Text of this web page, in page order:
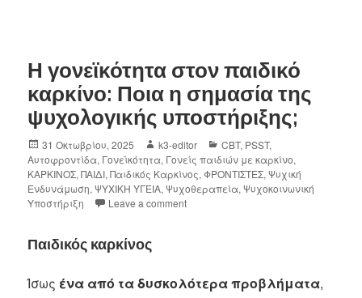
Η γονεϊκότητα στον παιδικό
καρκίνο: Ποια η σημασία της
ψυχολογικής υποστήριξης;
31 Οκτωβρίου, 2025 k3-editor CBT, PSST,
Αυτοφροντίδα, Γονεϊκότητα, Γονείς παιδιών με καρκίνο,
ΚΑΡΚΙΝΟΣ,ΠΑΙΔΙ,Παιδικός Καρκίνος, ΦΡΟΝΤΙΣΤΕΣ,Ψυχική
Ενδυνάμωση,ΨΥΧΙΚΗ ΥΓΕΙΑ,Ψυχοθεραπεία,Ψυχοκοινωνική
Υποστήριξη
Leave a comment
Παιδικός καρκίνος
Ίσως ένα από τα δυσκολότερα προβλήματα,